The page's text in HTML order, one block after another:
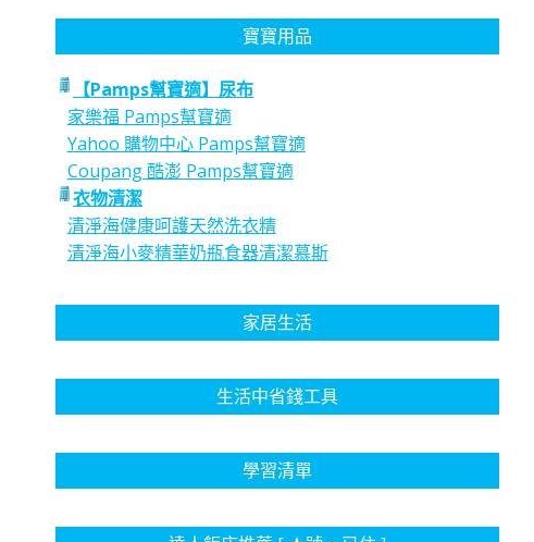
寶寶用品
【Pamps幫寶適】尿布
家樂福 Pamps幫寶適
Yahoo 購物中心 Pamps幫寶適
Coupang 酷澎 Pamps幫寶適
衣物清潔
清淨海健康呵護天然洗衣精
清淨海小麥精華奶瓶食器清潔慕斯
家居生活
生活中省錢工具
學習清單